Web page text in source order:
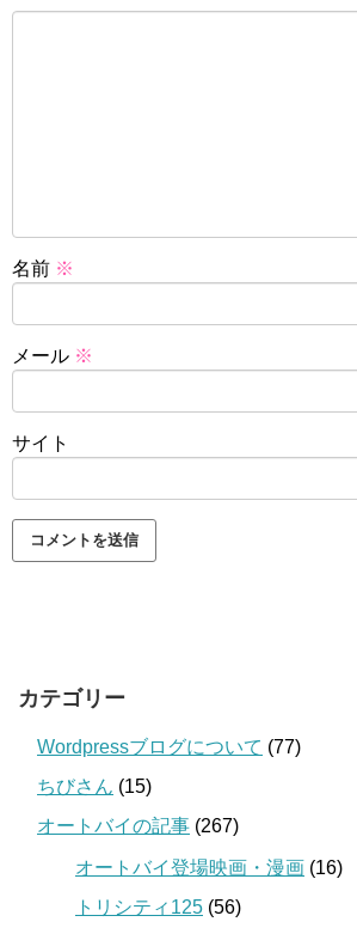
名前 ※
メール ※
サイト
カテゴリー
Wordpressブログについて (77)
ちびさん (15)
オートバイの記事 (267)
オートバイ登場映画・漫画 (16)
トリシティ125 (56)